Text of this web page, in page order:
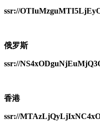
ssr://
俄罗斯
ssr://
香港
ssr://